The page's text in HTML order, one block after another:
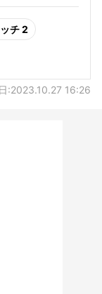
チ 2
:2023.10.27 16:26